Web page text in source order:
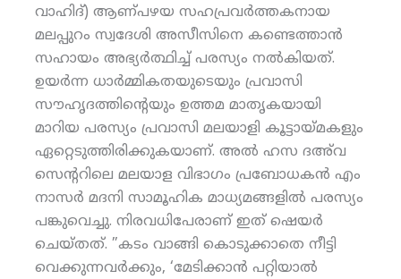
വാഹിദ്) ആണ്പഴയ സഹപ്രവര്‍ത്തകനായ
മലപ്പുറം സ്വദേശി അസീസിനെ കണ്ടെത്താന്‍
സഹായം അഭ്യര്‍ത്ഥിച്ച് പരസ്യം നല്‍കിയത്.
ഉയര്‍ന്ന ധാര്‍മ്മികതയുടെയും പ്രവാസി
സൗഹൃദത്തിന്റെയും ഉത്തമ മാതൃകയായി
മാറിയ പരസ്യം പ്രവാസി മലയാളി കൂട്ടായ്മകളും
ഏറ്റെടുത്തിരിക്കുകയാണ്. അല്‍ ഹസ ദഅ്‌വ
സെന്ററിലെ മലയാള വിഭാഗം പ്രബോധകന്‍ എം
നാസര്‍ മദനി സാമൂഹിക മാധ്യമങ്ങളില്‍ പരസ്യം
പങ്കുവെച്ചു. നിരവധിപേരാണ് ഇത് ഷെയര്‍
ചെയ്തത്. ”കടം വാങ്ങി കൊടുക്കാതെ നീട്ടി
വെക്കുന്നവര്‍ക്കും, ‘മേടിക്കാന്‍ പറ്റിയാല്‍